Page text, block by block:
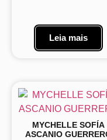
Leia mais
MYCHELLE SOFÍA
ASCANIO